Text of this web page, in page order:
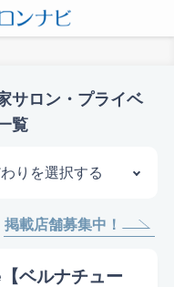
サロン・プライベ
覧
りを選択する
掲載店舗募集中！
ベルナチュー